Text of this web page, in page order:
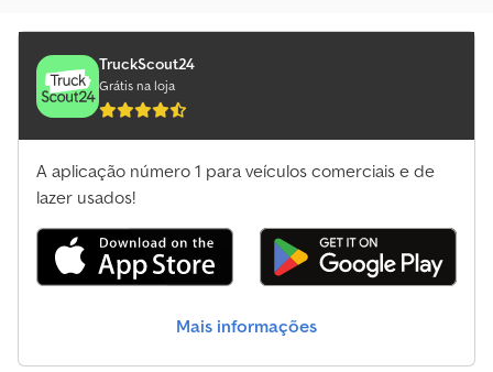
TruckScout24
Grátis na loja
A aplicação número 1 para veículos comerciais e de
lazer usados!
Mais informações